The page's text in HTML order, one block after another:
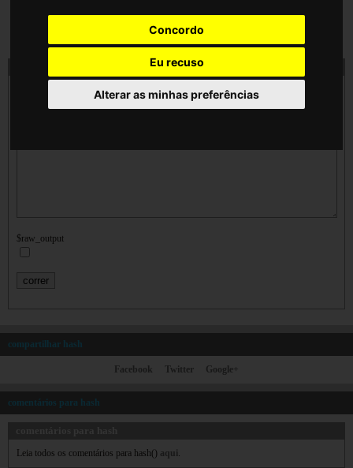
Concordo
Eu recuso
Alterar as minhas preferências
$raw_output
compartilhar hash
Facebook Twitter Google+
comentários para hash
Leia todos os comentários para hash() aqui.